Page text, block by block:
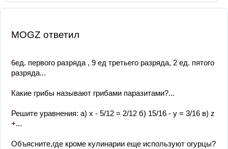
MOGZ ответил
6ед. первого разряда , 9 ед третьего разряда, 2 ед. пятого
разряда...
Какие грибы называют грибами паразитами?...
Решите уравнения: а) x - 5/12 = 2/12 б) 15/16 - y = 3/16 в) z
+...
Объясните,где кроме кулинарии еще используют огурцы?